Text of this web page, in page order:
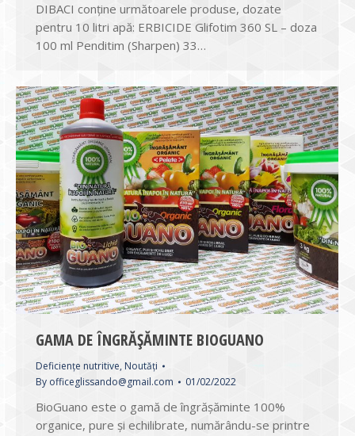
DIBACI conține următoarele produse, dozate
pentru 10 litri apă: ERBICIDE Glifotim 360 SL – doza
100 ml Penditim (Sharpen) 33…
GAMA DE ÎNGRĂȘĂMINTE BIOGUANO
Deficiențe nutritive, Noutăți
By officeglissando@gmail.com 01/02/2022
BioGuano este o gamă de îngrășăminte 100%
organice, pure și echilibrate, numărându-se printre